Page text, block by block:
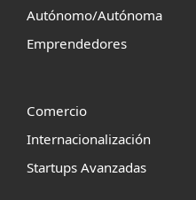
Autónomo/Autónoma
Emprendedores
Comercio
Internacionalización
Startups Avanzadas